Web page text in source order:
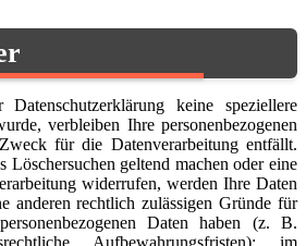
keine speziellere
verbleiben Ihre personenbezogenen
für die Datenverarbeitung entfällt.
Löschersuchen geltend machen oder eine
widerrufen, werden Ihre Daten
anderen rechtlich zulässigen Gründe für
Daten haben (z. B.
Aufbewahrungsfristen); im